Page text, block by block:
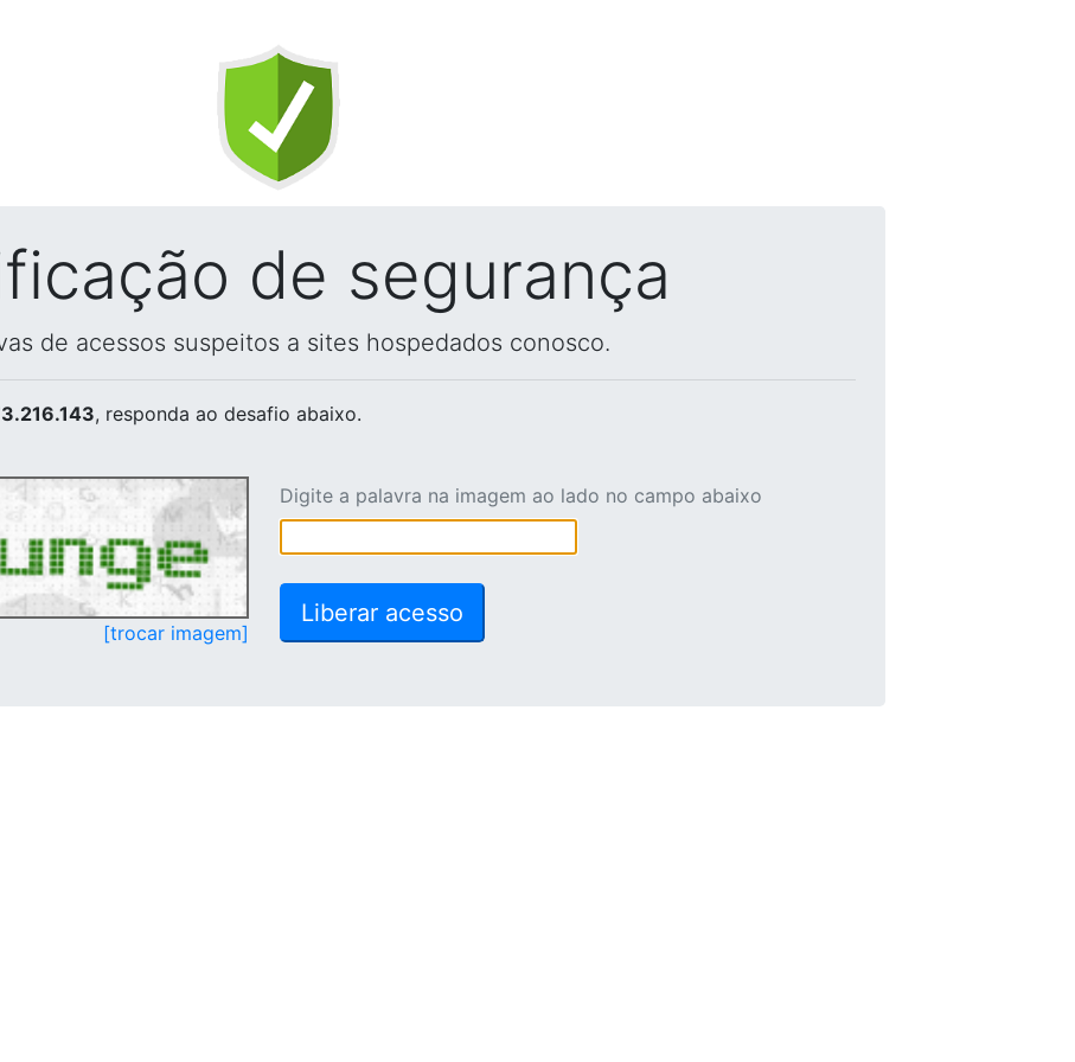
de segurança
de acessos suspeitos a sites hospedados conosco.
, responda ao desafio abaixo.
[trocar imagem]
Digite a palavra na imagem ao lado no campo abaixo